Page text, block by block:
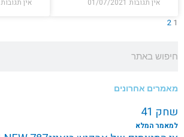
אין תגובות 01/07/2021 אין תגובות
1
2
מאמרים אחרונים
שחק 41
למאמר המלא